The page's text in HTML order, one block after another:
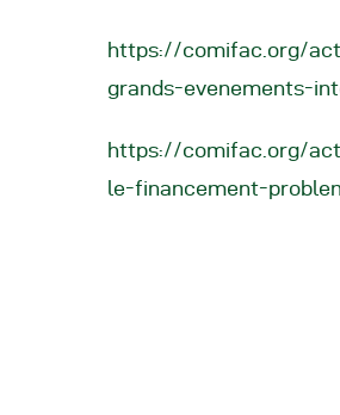
https://comifac.org/
grands-evenements-
https://comifac.org/
le-financement-